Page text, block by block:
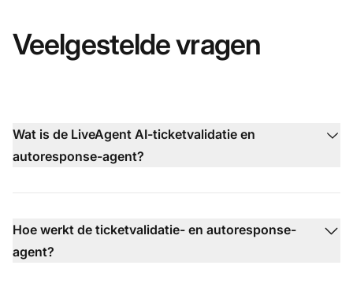
Veelgestelde vragen
Wat is de LiveAgent AI-ticketvalidatie en
autoresponse-agent?
Hoe werkt de ticketvalidatie- en autoresponse-
agent?